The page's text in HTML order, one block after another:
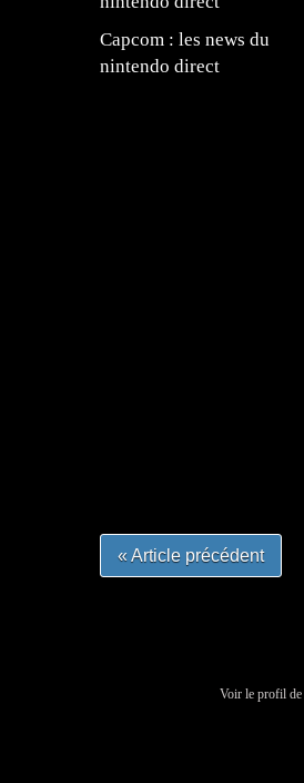
Capcom : les news du
nintendo direct
« Article précédent
Voir le profil de